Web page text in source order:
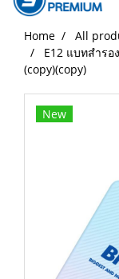
Home All
E12 แบทสำรอ
(copy)(copy)
New